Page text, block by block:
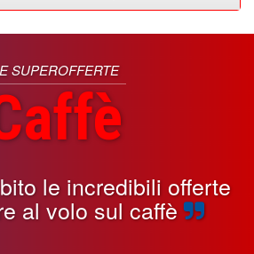
SUPEROFFERTE
le incredibili offerte
al volo sul caffè